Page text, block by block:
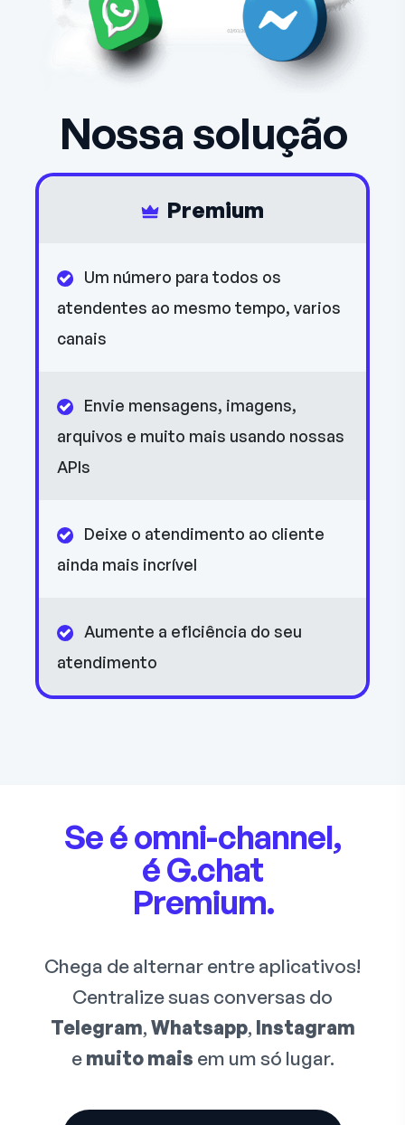
Nossa solução
Premium
Um número para todos os
atendentes ao mesmo tempo, varios
canais
Envie mensagens, imagens,
arquivos e muito mais usando nossas
APIs
Deixe o atendimento ao cliente
ainda mais incrível
Aumente a eficiência do seu
atendimento
Se é omni-channel,
é G.chat
Premium.
Chega de alternar entre aplicativos!
Centralize suas conversas do
Telegram,Whatsapp, Instagram
emuito mais em um só lugar.